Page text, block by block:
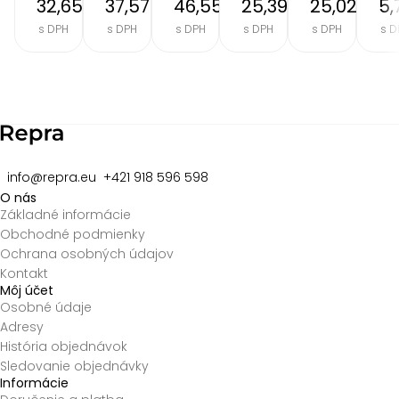
32,65 €
s DPH
37,57 €
s DPH
46,55 €
s DPH
25,39 €
s DPH
25,02 €
s DPH s
info@repra.eu +421 918 596 598
O nás
Základné informácie
Obchodné podmienky
Ochrana osobných údajov
Kontakt
Môj účet
Osobné údaje
Adresy
História objednávok
Sledovanie objednávky
Informácie